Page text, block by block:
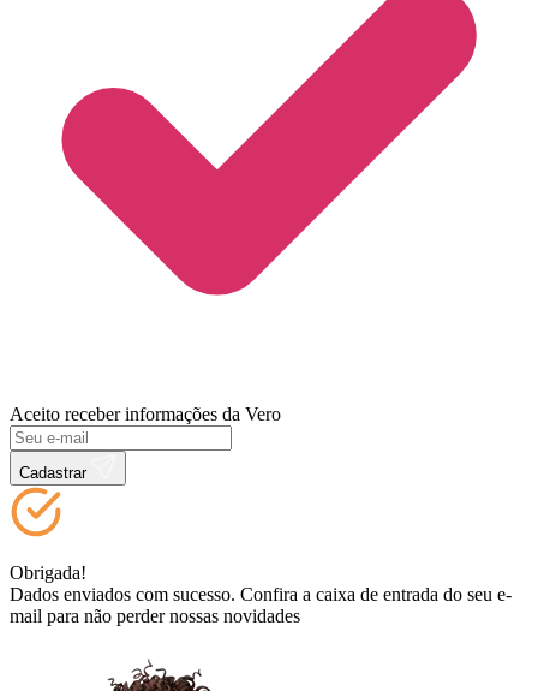
Aceito receber informações da Vero
Cadastrar
Obrigada!
Dados enviados com sucesso. Confira a caixa de entrada do seu e-
mail para não perder nossas novidades